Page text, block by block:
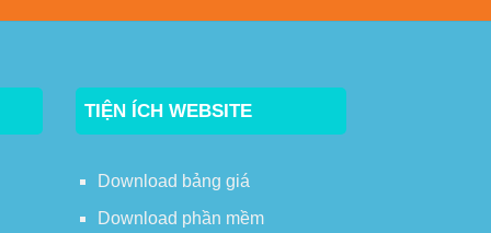
TIỆN ÍCH WEBSITE
Download bảng giá
Download phần mềm